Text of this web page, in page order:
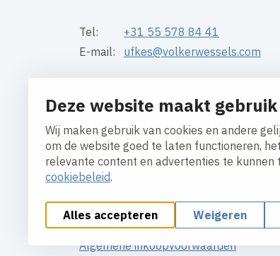
Deze website maakt
Wij maken gebruik van cookies en andere
om de website goed te laten functioneren,
relevante content en advertenties te kunnen
cookiebeleid.
Alles accepteren Weigeren
Tel: +31 55 578 84 41
E-mail: ufkes@volkerwessels.com
Openingstijden kantoor:
Maandag t/m vrijdag 7:30 – 17:00
Contact
Cookies aanpassenCookie beleid
Algemene inkoopvoorwaarden